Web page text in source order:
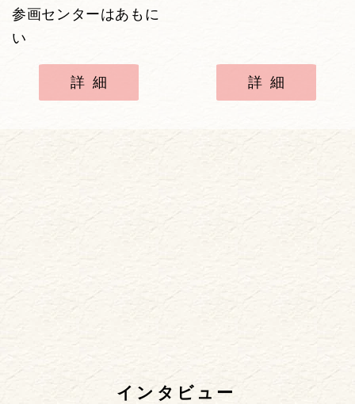
参画センターはあもに
い
詳細 詳細
インタビュー